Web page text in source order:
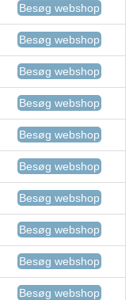
Besøg webshop
Besøg webshop
Besøg webshop
Besøg webshop
Besøg webshop
Besøg webshop
Besøg webshop
Besøg webshop
Besøg webshop
Besøg webshop